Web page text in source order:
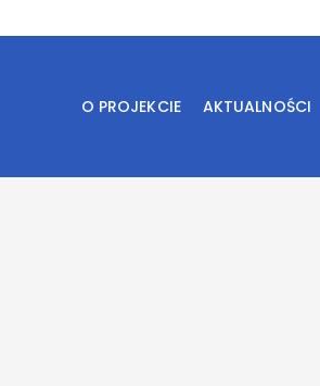
O PROJEKCIE AKTUALNOŚCI